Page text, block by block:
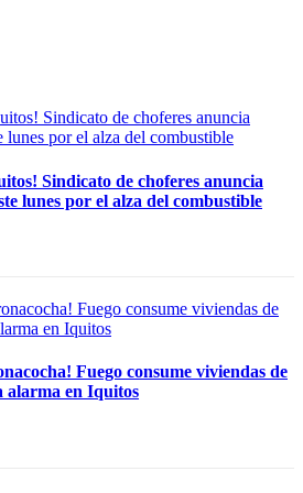
Sindicato de choferes anuncia
lunes por el alza del combustible
Fuego consume viviendas de
alarma en Iquitos